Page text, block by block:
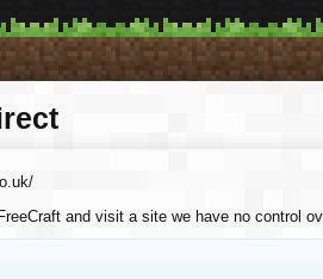
and visit a site we have no control